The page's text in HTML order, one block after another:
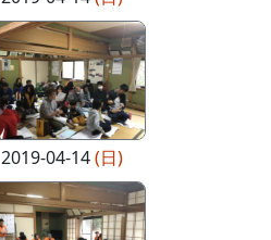
2019-04-14(日)